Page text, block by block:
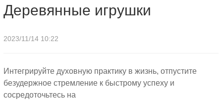
Деревянные игрушки
2023/11/14 10:22
Интегрируйте духовную практику в жизнь, отпустите
безудержное стремление к быстрому успеху и
сосредоточьтесь на